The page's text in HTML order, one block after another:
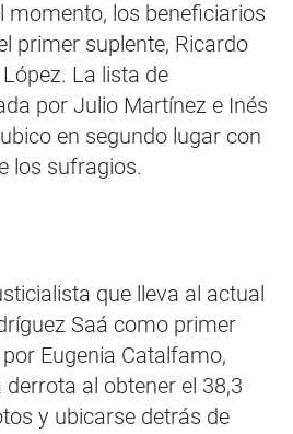
momento, los beneficiarios
primer suplente, Ricardo
La lista de
por Julio Martínez e Inés
en segundo lugar con
los sufragios.
que lleva al actual
Saá como primer
Eugenia Catalfamo,
al obtener el 38,3
y ubicarse detrás de